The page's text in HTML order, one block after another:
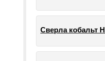
Сверла кобальт